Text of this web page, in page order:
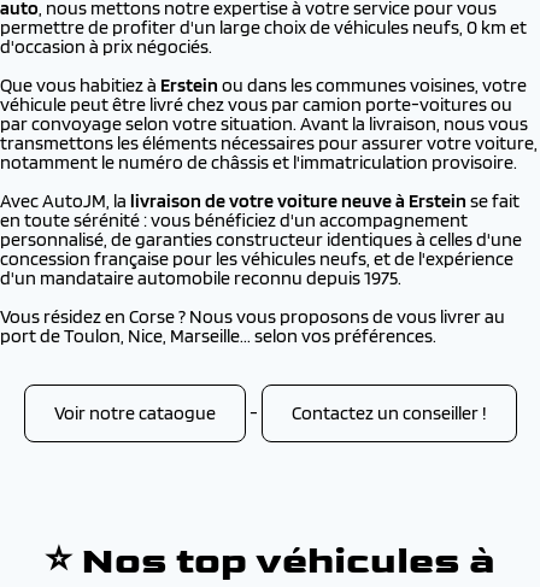
auto, nous mettons notre expertise à votre service pour vous
permettre de profiter d'un large choix de véhicules neufs, 0 km et
d'occasion à prix négociés.
Que vous habitiez à Erstein ou dans les communes voisines, votre
véhicule peut être livré chez vous par camion porte-voitures ou
par convoyage selon votre situation. Avant la livraison, nous vous
transmettons les éléments nécessaires pour assurer votre voiture,
notamment le numéro de châssis et l'immatriculation provisoire.
Avec AutoJM, la livraison de votre voiture neuve à Erstein se fait
en toute sérénité : vous bénéficiez d'un accompagnement
personnalisé, de garanties constructeur identiques à celles d'une
concession française pour les véhicules neufs, et de l'expérience
d'un mandataire automobile reconnu depuis 1975.
Vous résidez en Corse ? Nous vous proposons de vous livrer au
port de Toulon, Nice, Marseille... selon vos préférences.
Voir notre cataogue - Contactez un conseiller !
⭐ Nos top véhicules à